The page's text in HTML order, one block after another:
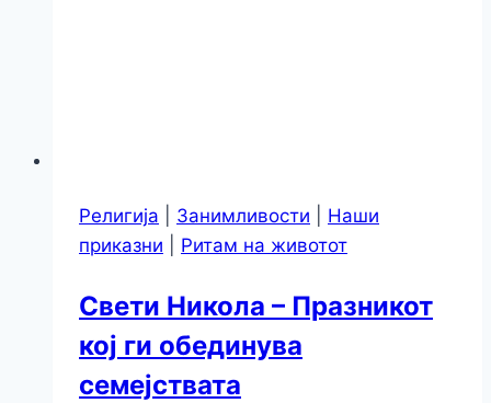
Религија Занимливости
Наши
приказни
Ритам на животот
Свети Никола – Празникот
кој ги обединува
семејствата